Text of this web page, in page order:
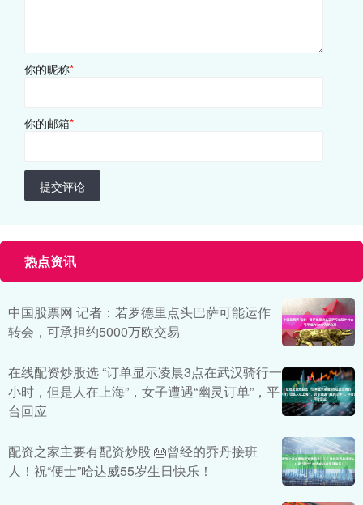
你的昵称*
你的邮箱*
提交评论
热点资讯
中国股票网 记者：若罗德里点头巴萨可能运作
转会，可承担约5000万欧交易
在线配资炒股选 “订单显示凌晨3点在武汉骑行一
小时，但是人在上海”，女子遭遇“幽灵订单”，平
台回应
配资之家主要有配资炒股 🎂曾经的乔丹接班
人！祝“便士”哈达威55岁生日快乐！